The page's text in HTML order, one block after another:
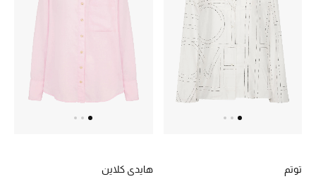
الموسم الجديد
أحذية النسائية
تشكيلة الأحذية
توتم
هايدي كلاين